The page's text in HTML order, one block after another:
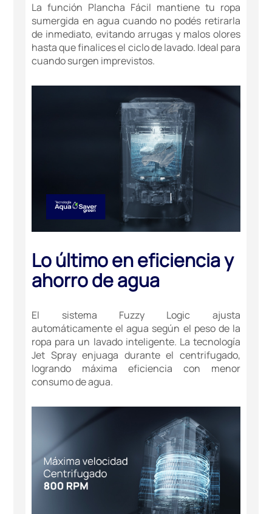
La función Plancha Fácil mantiene tu ropa
sumergida en agua cuando no podés retirarla
de inmediato, evitando arrugas y malos olores
hasta que finalices el ciclo de lavado. Ideal para
cuando surgen imprevistos.
Lo último en eficiencia y
ahorro de agua
El sistema Fuzzy Logic ajusta
automáticamente el agua según el peso de la
ropa para un lavado inteligente. La tecnología
Jet Spray enjuaga durante el centrifugado,
logrando máxima eficiencia con menor
consumo de agua.